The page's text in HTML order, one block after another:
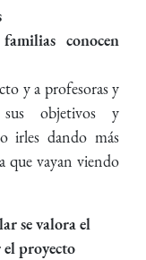
conocen
y a profesoras y
objetivos y
irles dando más
que vayan viendo
se valora el
el proyecto